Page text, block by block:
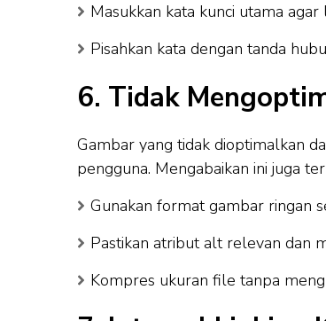
Masukkan kata kunci utama
Pisahkan kata dengan tanda
6. Tidak
Gambar yang tidak dioptimalkan
pengguna. Mengabaikan ini juga
Gunakan format gambar ringan
Pastikan atribut alt relevan dan
Kompres ukuran file tanpa